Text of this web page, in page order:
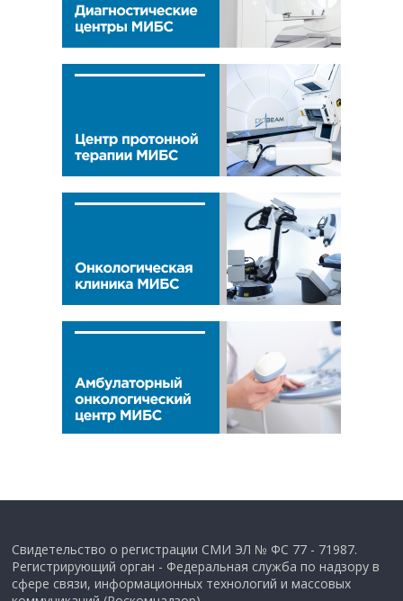
Свидетельство о регистрации СМИ ЭЛ № ФС 77 - 71987.
Регистрирующий орган - Федеральная служба по надзору в
сфере связи, информационных технологий и массовых